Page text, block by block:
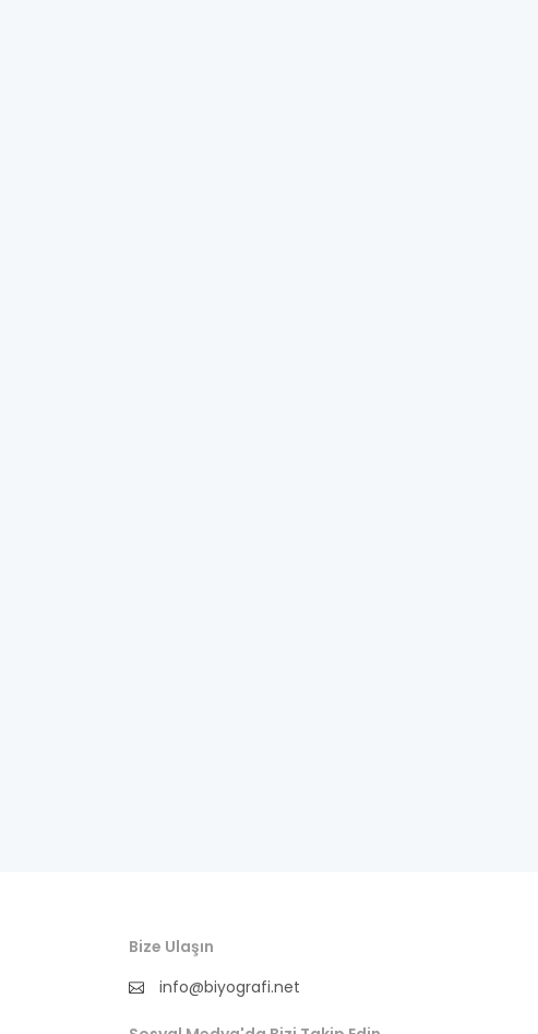
milletvekiliBize Ulaşın
info@biyografi.net